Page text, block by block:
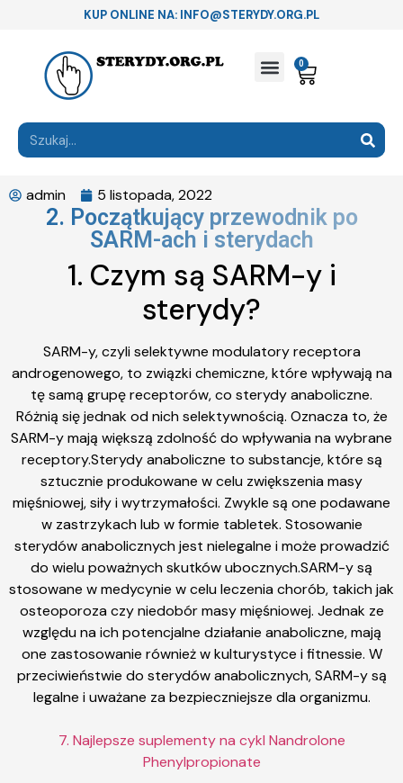
KUP ONLINE NA: INFO@STERYDY.ORG.PL
0
admin 5 listopada, 2022
2. Początkujący przewodnik po
SARM-ach i sterydach
1. Czym są SARM-y i
sterydy?
SARM-y, czyli selektywne modulatory receptora
androgenowego, to związki chemiczne, które wpływają na
tę samą grupę receptorów, co sterydy anaboliczne.
Różnią się jednak od nich selektywnością. Oznacza to, że
SARM-y mają większą zdolność do wpływania na wybrane
receptory.Sterydy anaboliczne to substancje, które są
sztucznie produkowane w celu zwiększenia masy
mięśniowej, siły i wytrzymałości. Zwykle są one podawane
w zastrzykach lub w formie tabletek. Stosowanie
sterydów anabolicznych jest nielegalne i może prowadzić
do wielu poważnych skutków ubocznych.SARM-y są
stosowane w medycynie w celu leczenia chorób, takich jak
osteoporoza czy niedobór masy mięśniowej. Jednak ze
względu na ich potencjalne działanie anaboliczne, mają
one zastosowanie również w kulturystyce i fitnessie. W
przeciwieństwie do sterydów anabolicznych, SARM-y są
legalne i uważane za bezpieczniejsze dla organizmu.
7. Najlepsze suplementy na cykl Nandrolone
Phenylpropionate